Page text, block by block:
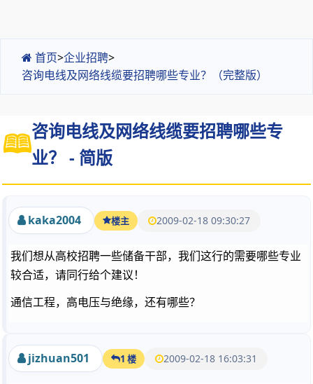
首页>企业招聘>
咨询电线及网络线缆要招聘哪些专业？（完整版）
咨询电线及网络线缆要招聘哪些专
业？ - 简版
kaka2004 楼主 2009-02-18 09:30:27
我们想从高校招聘一些储备干部，我们这行的需要哪些专业
较合适，请同行给个建议！
通信工程，高电压与绝缘，还有哪些？
jizhuan501 1 楼 2009-02-18 16:03:31